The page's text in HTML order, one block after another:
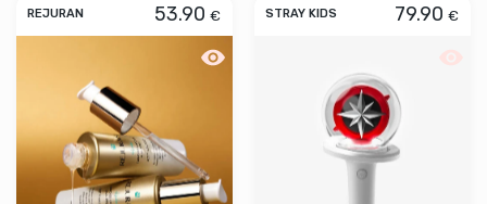
REJURAN 53.90 €
Aperçu rapide REJURAN Turn Over
STRAY KIDS 79.90 €